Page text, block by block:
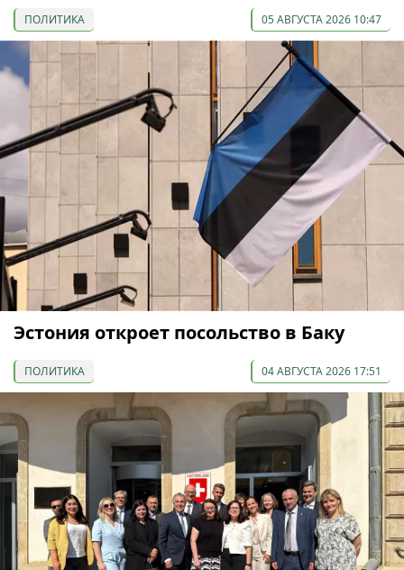
ПОЛИТИКА 05 АВГУСТА 2026 10:47
Эстония откроет посольство в Баку
ПОЛИТИКА 04 АВГУСТА 2026 17:51